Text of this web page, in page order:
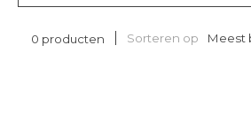
0 producten Sorteren op Meest